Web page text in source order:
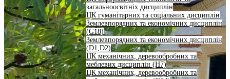
загальноосвітніх дисциплін
ЦК гуманітарних та соціальних дисциплін
Землевпорядних та економічних дисциплін
(G18)
Землевпорядних та економічних дисциплін
(D1,D2)
ЦК механічних, деревообробних та
меблевих дисциплін (H7)
ЦК механічних, деревообробних та